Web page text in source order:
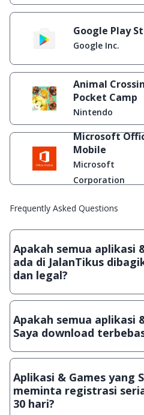
Google Play
Google Inc.
Animal
Pocket Camp
Nintendo
Microsoft
Mobile
Microsoft
Corporation
Frequently Asked Questions
Apakah semua aplikasi
ada di JalanTikus
dan legal?
Ya, JalanTikus hanya
crack, patch atau semacamnya.
Apakah semua aplikasi
Saya download
Ya, JalanTikus selalu melakukan
suatu aplikasi atau games,
terbebas dari virus.
Aplikasi & Games yang
meminta registrasi
30 hari?